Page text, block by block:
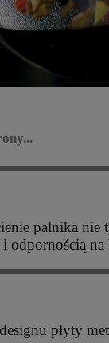
palnika nie
odpornością
płyty